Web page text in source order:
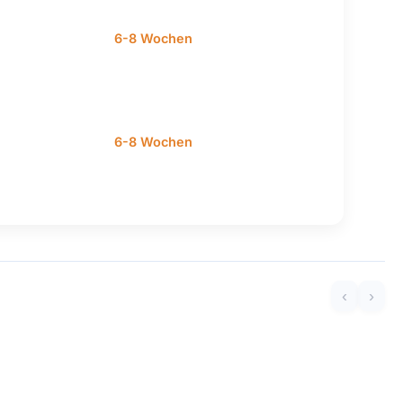
6-8 Wochen
6-8 Wochen
‹ ›